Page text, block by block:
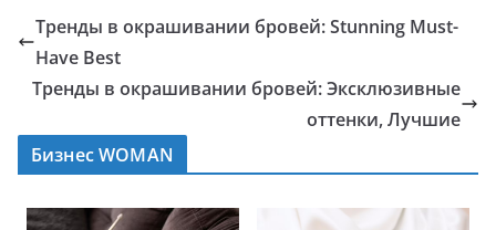
Тренды в окрашивании бровей: Stunning Must-
Have Best
Тренды в окрашивании бровей: Эксклюзивные
оттенки, Лучшие
Бизнес WOMAN